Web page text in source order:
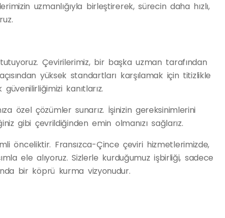
uzmanlığıyla birleştirerek, sürecin daha hızlı,
Çevirilerimiz, bir başka uzman tarafından
yüksek standartları karşılamak için titizlikle
kanıtlarız.
özel çözümler sunarız. İşinizin gereksinimlerini
gibi çevrildiğinden emin olmanızı sağlarız.
önceliktir. Fransızca-Çince çeviri hizmetlerimizde,
ele alıyoruz. Sizlerle kurduğumuz işbirliği, sadece
bir köprü kurma vizyonudur.